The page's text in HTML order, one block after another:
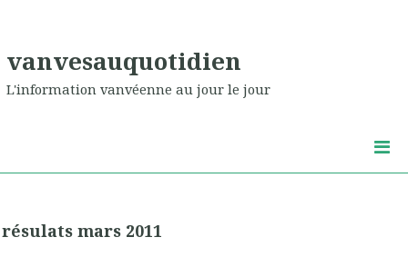
vanvesauquotidien
L'information vanvéenne au jour le jour
résulats mars 2011